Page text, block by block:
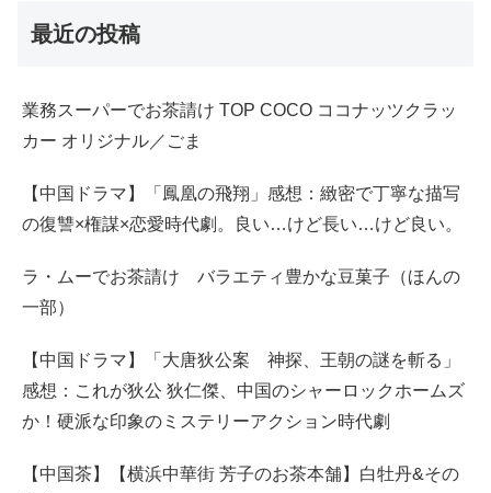
最近の投稿
業務スーパーでお茶請け TOP COCO ココナッツクラッ
カー オリジナル／ごま
【中国ドラマ】「鳳凰の飛翔」感想：緻密で丁寧な描写
の復讐×権謀×恋愛時代劇。良い…けど長い…けど良い。
ラ・ムーでお茶請け バラエティ豊かな豆菓子（ほんの
一部）
【中国ドラマ】「大唐狄公案 神探、王朝の謎を斬る」
感想：これが狄公 狄仁傑、中国のシャーロックホームズ
か！硬派な印象のミステリーアクション時代劇
【中国茶】【横浜中華街 芳子のお茶本舗】白牡丹&その